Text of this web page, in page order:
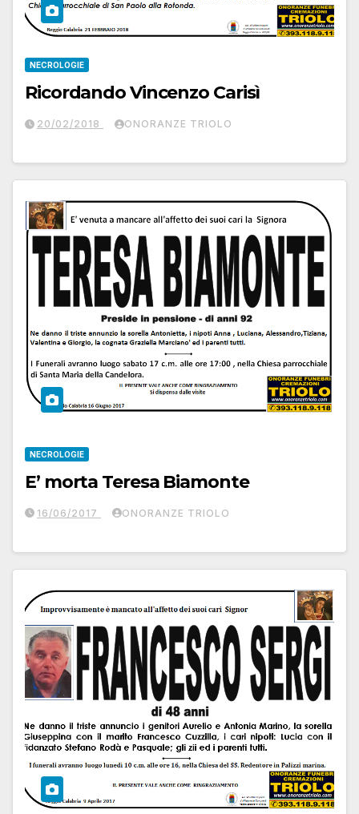
NECROLOGIE
Ricordando Vincenzo Carisì
20/02/2018 ONORANZE TRIOLO
NECROLOGIE
E’ morta Teresa Biamonte
16/06/2017 ONORANZE TRIOLO